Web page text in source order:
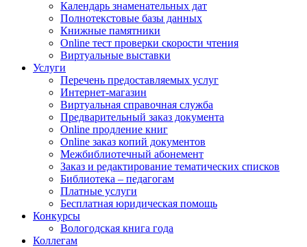
Календарь знаменательных дат
Полнотекстовые базы данных
Книжные памятники
Online тест проверки скорости чтения
Виртуальные выставки
Услуги
Перечень предоставляемых услуг
Интернет-магазин
Виртуальная справочная служба
Предварительный заказ документа
Online продление книг
Online заказ копий документов
Межбиблиотечный абонемент
Заказ и редактирование тематических списков
Библиотека – педагогам
Платные услуги
Бесплатная юридическая помощь
Конкурсы
Вологодская книга года
Коллегам